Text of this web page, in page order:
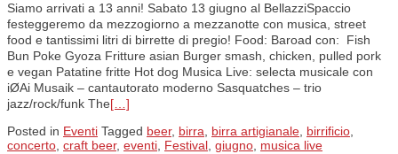
Siamo arrivati a 13 anni! Sabato 13 giugno al BellazziSpaccio
festeggeremo da mezzogiorno a mezzanotte con musica, street
food e tantissimi litri di birrette di pregio! Food: Baroad con: Fish
Bun Poke Gyoza Fritture asian Burger smash, chicken, pulled pork
e vegan Patatine fritte Hot dog Musica Live: selecta musicale con
iØAi Musaik – cantautorato moderno Sasquatches – trio
jazz/rock/funk The[…]
Posted in Eventi Tagged beer, birra birra artigianale birrificio
concerto craft beer, eventi Festival giugno musica live